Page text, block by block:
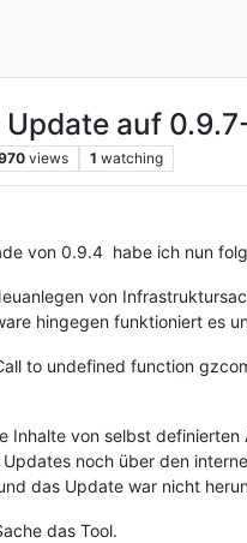
auf
views 1 watching
von 0.9.4 habe ich nun
von
hingegen funktioniert es
to undefined function
Inhalte von selbst
noch über den
das Update war nicht
das Tool.